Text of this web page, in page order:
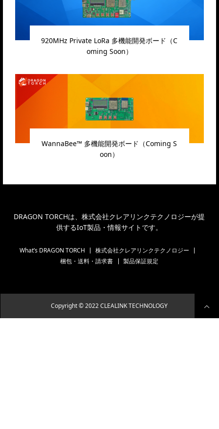
920MHz Private LoRa 多機能開発ボード（C
oming Soon）
WannaBee™ 多機能開発ボード（Coming S
oon）
DRAGON TORCHは、株式会社クレアリンクテクノロジーが提
供するIoT製品・情報サイトです。
What’s DRAGON TORCH
株式会社クレアリンクテクノロジー
梱包・送料・請求書
製品保証規定
Copyright © 2022 CLEALINK TECHNOLOGY